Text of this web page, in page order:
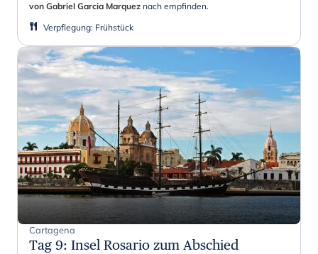
von Gabriel Garcia Marquez nach empfinden.
Verpflegung: Frühstück
Cartagena
Tag 9: Insel Rosario zum Abschied